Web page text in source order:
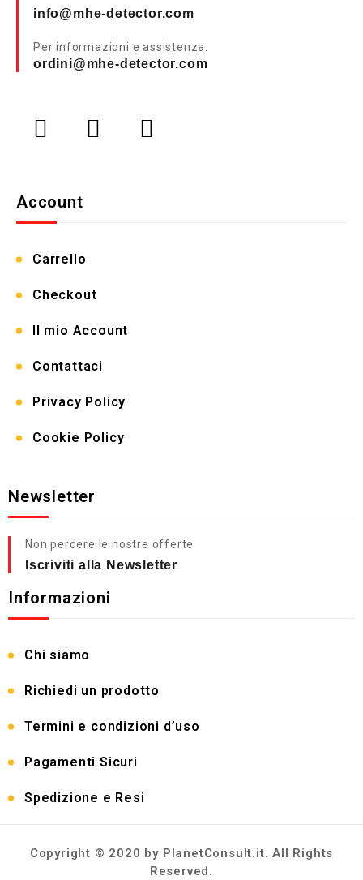
info@mhe-detector.com
Per informazioni e assistenza:
ordini@mhe-detector.com
Newsletter
Non perdere le nostre offerte
Iscriviti alla Newsletter
Account
Carrello
Checkout
Il mio Account
Contattaci
Privacy Policy
Cookie Policy
Informazioni
Chi siamo
Richiedi un prodotto
Termini e condizioni d’uso
Pagamenti Sicuri
Spedizione e Resi
Copyright © 2020 by PlanetConsult.it. All Rights
Reserved.